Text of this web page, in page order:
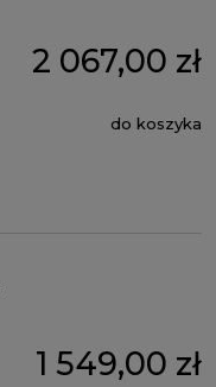
2 067,00 zł
do koszyka
1 549,00 zł